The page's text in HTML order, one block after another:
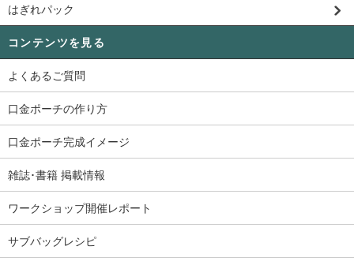
はぎれパック
コンテンツを見る
よくあるご質問
口金ポーチの作り方
口金ポーチ完成イメージ
雑誌･書籍 掲載情報
ワークショップ開催レポート
サブバッグレシピ